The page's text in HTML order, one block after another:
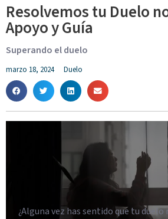
Resolvemos tu Duelo
Apoyo y Guía
Superando el duelo
marzo 18, 2024 Duelo
¿Alguna vez has sentido que tu duelo